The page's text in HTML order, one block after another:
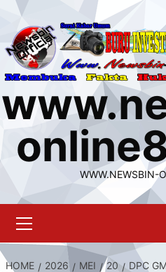
Skip
content
WWW.NEWSBIN-
Menu
HOME 2026 MEI 20
DPC